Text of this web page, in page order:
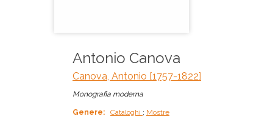
Antonio Canova
Canova, Antonio [1757-1822]
Monografia moderna
Genere: Cataloghi ; Mostre